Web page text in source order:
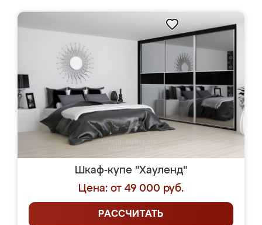
Шкаф-купе "Хауленд"
Цена: от 49 000 руб.
РАССЧИТАТЬ